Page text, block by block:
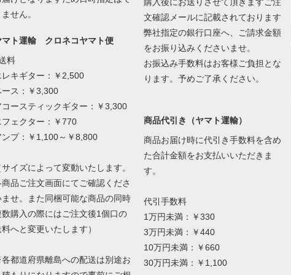
ません。
マト運輸 クロネコヤマト便
料
レキギター：￥2,500
ース：￥3,300
コースティックギター：￥3,300
フェクター：￥770
ンプ：￥1,100～￥8,800
イズによって変動いたします。
商品ご注文画面にてご確認くださ
ませ。また同梱可能な商品の同時
数購入の際にはご注文後1個口の
へと変更いたします）
都道府県離島への配送は別途お
文確認メールに記載されております
弊社指定の銀行口座へ、ご請求金額
をお振り込みくださいませ。
お振込み手数料はお客様ご負担とな
ります。予めご了承ください。
商品代引き（ヤマト運輸）
商品お届け時に代引き手数料を含め
た合計金額をお支払いいただきま
す。
代引手数料
1万円未満：￥330
3万円未満：￥440
10万円未満：￥660
30万円未満：￥1,100